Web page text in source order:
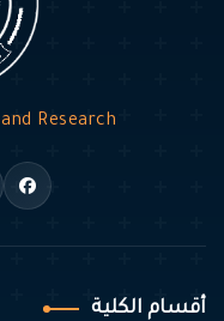
Research
أقسام الكلية